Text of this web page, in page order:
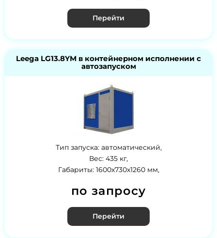
Перейти
Leega LG13.8YM в контейнерном исполнении с
автозапуском
Тип запуска: автоматический,
Вес: 435 кг,
Габариты: 1600х730х1260 мм,
по запросу
Перейти